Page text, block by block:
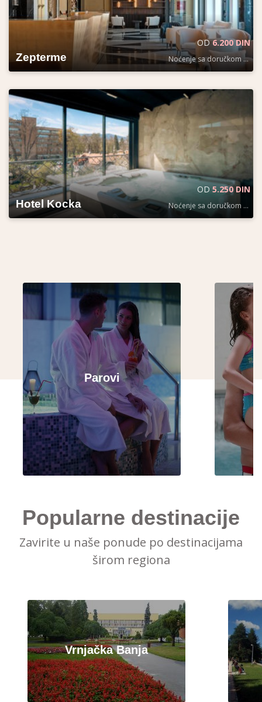
Zepterme
OD6.200 DIN
Noćenje sa doručkom po osobi
Hotel Kocka
OD 5.250 DIN
Noćenje sa doručkom po osobi
Parovi
Popularne destinacije
Zavirite u naše ponude po destinacijama
širom regiona
Vrnjačka Banja